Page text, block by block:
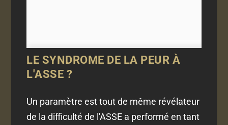
LE SYNDROME DE LA PEUR À
L'ASSE ?
Un paramètre est tout de même révélateur
de la difficulté de l'ASSE a performé en tant